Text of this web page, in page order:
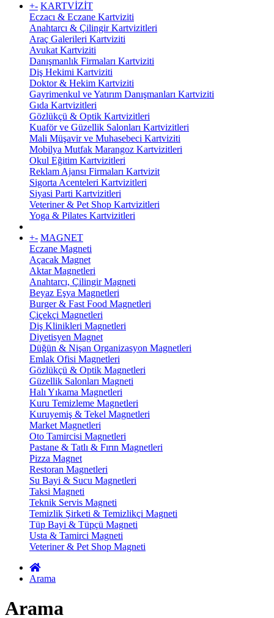
+- KARTVİZİT
Eczacı & Eczane Kartviziti
Anahtarcı & Çilingir Kartvizitleri
Araç Galerileri Kartviziti
Avukat Kartviziti
Danışmanlık Firmaları Kartviziti
Diş Hekimi Kartviziti
Doktor & Hekim Kartviziti
Gayrimenkul ve Yatırım Danışmanları Kartviziti
Gıda Kartvizitleri
Gözlükçü & Optik Kartvizitleri
Kuaför ve Güzellik Salonları Kartvizitleri
Mali Müşavir ve Muhasebeci Kartviziti
Mobilya Mutfak Marangoz Kartvizitleri
Okul Eğitim Kartvizitleri
Reklam Ajansı Firmaları Kartvizit
Sigorta Acenteleri Kartvizitleri
Siyasi Parti Kartvizitleri
Veteriner & Pet Shop Kartvizitleri
Yoga & Pilates Kartvizitleri
+- MAGNET
Eczane Magneti
Açacak Magnet
Aktar Magnetleri
Anahtarcı, Çilingir Magneti
Beyaz Eşya Magnetleri
Burger & Fast Food Magnetleri
Çiçekçi Magnetleri
Diş Klinikleri Magnetleri
Diyetisyen Magnet
Düğün & Nişan Organizasyon Magnetleri
Emlak Ofisi Magnetleri
Gözlükçü & Optik Magnetleri
Güzellik Salonları Magneti
Halı Yıkama Magnetleri
Kuru Temizleme Magnetleri
Kuruyemiş & Tekel Magnetleri
Market Magnetleri
Oto Tamircisi Magnetleri
Pastane & Tatlı & Fırın Magnetleri
Pizza Magnet
Restoran Magnetleri
Su Bayi & Sucu Magnetleri
Taksi Magneti
Teknik Servis Magneti
Temizlik Şirketi & Temizlikçi Magneti
Tüp Bayi & Tüpçü Magneti
Usta & Tamirci Magneti
Veteriner & Pet Shop Magneti
Arama
Arama